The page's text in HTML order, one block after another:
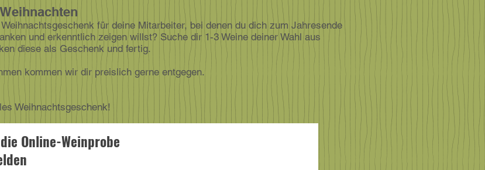
für deine Mitarbeiter, bei denen du dich zum Jahresende
und erkenntlich zeigen willst? Suche dir 1-3 Weine deiner Wahl aus
diese als Geschenk und fertig.
kommen wir dir preislich gerne entgegen.
Weihnachtsgeschenk!
Online-Weinprobe